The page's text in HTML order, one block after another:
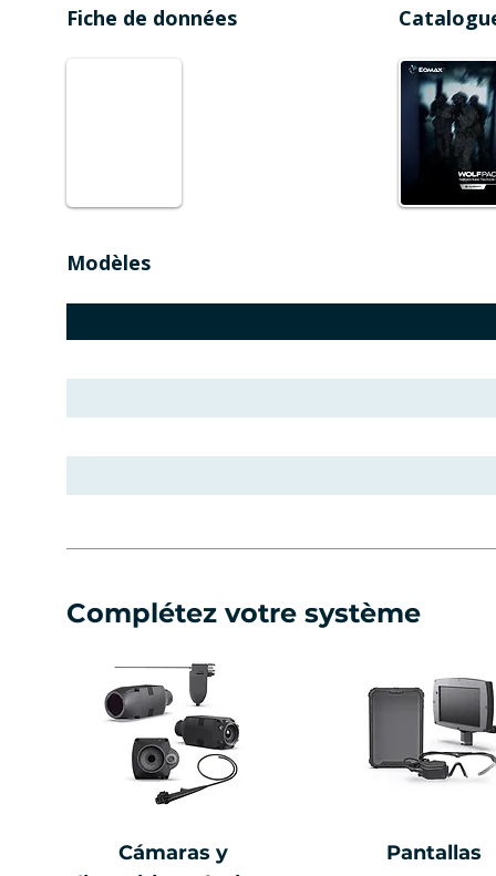
Fiche de données
Modèles
Complétez votre système
Cámaras y
Pantallas